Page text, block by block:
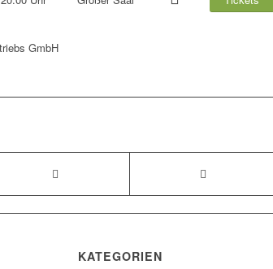
GmbH
KATEGORIEN